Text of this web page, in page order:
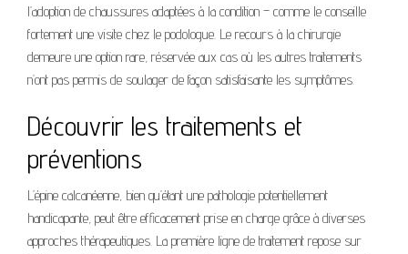
l’adoption de chaussures adaptées à la condition – comme le conseille
fortement une visite chez le podologue. Le recours à la chirurgie
demeure une option rare, réservée aux cas où les autres traitements
n’ont pas permis de soulager de façon satisfaisante les symptômes.
Découvrir les traitements et
préventions
L’épine calcanéenne, bien qu’étant une pathologie potentiellement
handicapante, peut être efficacement prise en charge grâce à diverses
approches thérapeutiques. La première ligne de traitement repose sur